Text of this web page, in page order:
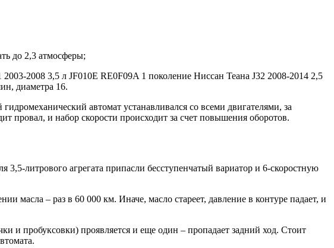
до 2,3 атмосферы;
2008 3,5 л JF010E RE0F09A 1 поколение Ниссан Теана J32 2008-2014 2,5
диаметра 16.
автомат устанавливался со всеми двигателями, за
провал, и набор скорости происходит за счет повышения оборотов.
литрового агрегата припасли бесступенчатый вариатор и 6-скоростную
масла – раз в 60 000 км. Иначе, масло стареет, давление в контуре падает, и
пробуксовки) проявляется и еще один – пропадает задний ход. Стоит